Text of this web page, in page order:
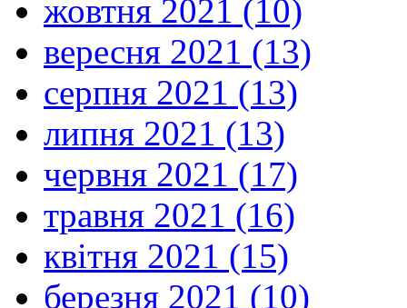
жовтня 2021 (10)
вересня 2021 (13)
серпня 2021 (13)
липня 2021 (13)
червня 2021 (17)
травня 2021 (16)
квітня 2021 (15)
березня 2021 (10)